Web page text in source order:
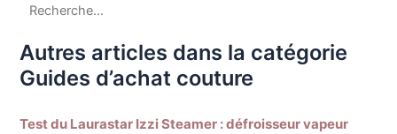
Autres articles dans la catégorie
Guides d’achat couture
Test du Laurastar Izzi Steamer : défroisseur vapeur